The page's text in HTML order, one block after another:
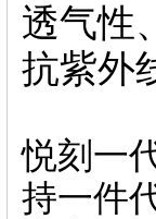
透气性
抗紫外
悦刻一
持一件